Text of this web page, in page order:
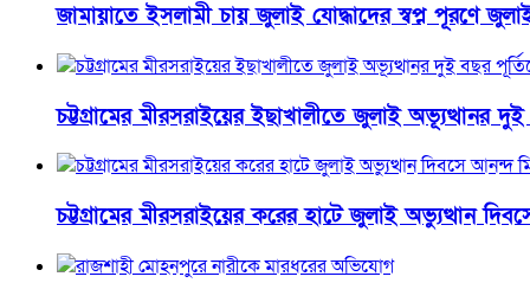
জামায়াতে ইসলামী চায় জুলাই যোদ্ধাদের স্বপ্ন পূরণে
চট্টগ্রামের মীরসরাইয়ের ইছাখালীতে জুলাই
চট্টগ্রামের মীরসরাইয়ের করের হাটে জুলাই অভ্যুত্থান